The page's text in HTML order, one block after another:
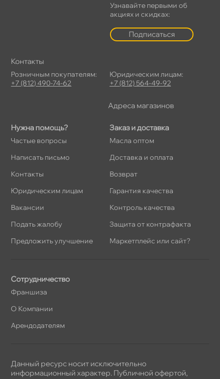
Нужна помощь?
Частые вопросы
Написать письмо
Контакты
Юридическим лицам
акансии
Подать жалобу
Предложить улучшение
Заказ и доставка
Масла оптом
Доставка и оплата
озврат
Гарантия качества
Контроль качества
Защита от контрафакта
Маркетплейс или сайт?
Узнавайте первыми о
акциях и скидках:
Подписаться
Сотрудничество
Франшиза
О Компании
Арендодателям
Контакты
Розничным покупателям:
+7 (812) 490-74-62
Юридическим лицам:
+7 (812) 564-49-92
Адреса магазино
Данный ресурс носит исключительно
информационный характер. Публичной офертой,